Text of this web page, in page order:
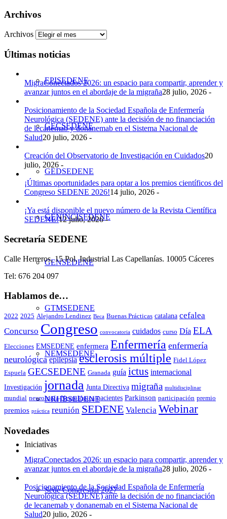
EMSEDENE
EPISEDENE
GECSEDENE
GEDSEDENE
GENINCISEDENE
GENSEDENE
GTMSEDENE
NEMSEDENE
NRHBSEDENE
Iniciativas
Sede Congresual 2027
Archivos
Archivos
Últimas noticias
MigraConectados 2026: un espacio para compartir, aprender y
avanzar juntos en el abordaje de la migraña28 julio, 2026 -
Posicionamiento de la Sociedad Española de Enfermería
Neurológica (SEDENE) ante la decisión de no financiación
de lecanemab y donanemab en el Sistema Nacional de
Salud20 julio, 2026 -
Creación del Observatorio de Investigación en Cuidados20
julio, 2026 -
¡Últimas oportunidades para optar a los premios científicos del
Congreso SEDENE 2026!14 julio, 2026 -
¡Ya está disponible el nuevo número de la Revista Científica
SEDENE!12 julio, 2026 -
Secretaría SEDENE
Calle Herreros, 15 Pol. Industrial Las Capellanías. 10005 Cáceres
Tel: 676 204 097
Hablamos de…
2022 2025 Alejandro Lendinez Beca Buenas Prácticas catalana cefalea
Concurso Congreso convocatoria cuidados curso Día ELA
Elecciones EMSEDENE enfermera Enfermería enfermería
neurológica epilepsia esclerosis múltiple Fidel López
Espuela GECSEDENE Granada guía ictus internacional
Investigación jornada Junta Directiva migraña multidisciplinar
mundial neurología Neurológica pacientes Parkinson participación premio
premios práctica reunión SEDENE Valencia Webinar
Novedades
MigraConectados 2026: un espacio para compartir, aprender y
avanzar juntos en el abordaje de la migraña28 julio, 2026 -
Posicionamiento de la Sociedad Española de Enfermería
Neurológica (SEDENE) ante la decisión de no financiación
de lecanemab y donanemab en el Sistema Nacional de
Salud20 julio, 2026 -